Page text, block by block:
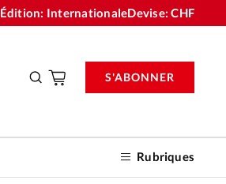
Édition: InternationaleDevise:CHF
Rubriques
S'ABONNER